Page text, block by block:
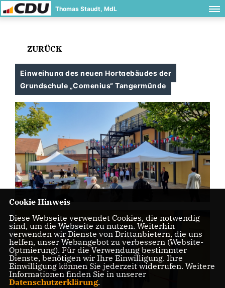
Thomas Staudt, MdL
ZURÜCK
Einweihung des neuen Hortgebäudes der
Grundschule „Comenius“ Tangermünde
Cookie Hinweis
Diese Webseite verwendet Cookies, die notwendig
sind, um die Webseite zu nutzen. Weiterhin
verwenden wir Dienste von Drittanbietern, die uns
helfen, unser Webangebot zu verbessern (Website-
Optmierung). Für die Verwendung bestimmter
Dienste, benötigen wir Ihre Einwilligung. Ihre
Einwilligung können Sie jederzeit widerrufen. Weitere
Informationen finden Sie in unserer
Datenschutzerklärung.